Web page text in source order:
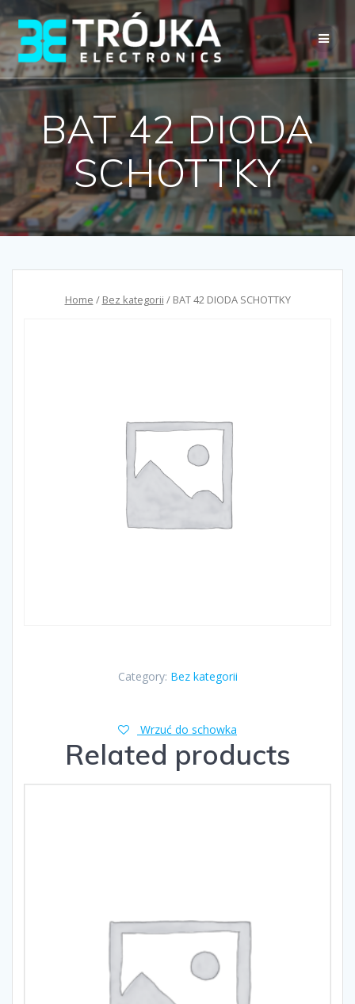
Przejdź
do
treści
BAT 42 DIODA
SCHOTTKY
Home / Bez kategorii / BAT 42 DIODA SCHOTTKY
Category: Bez kategorii
Wrzuć do schowka
Related products